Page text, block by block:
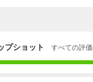
プショット
すべての評